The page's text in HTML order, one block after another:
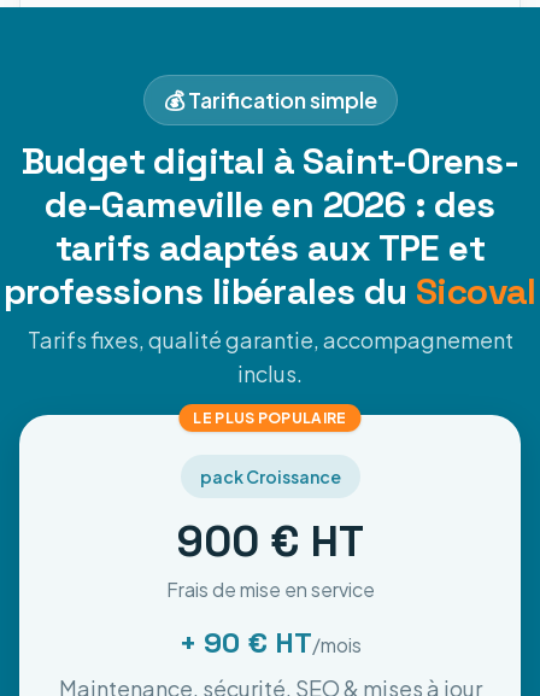
💰 Tarification simple
Budget digital à Saint-Orens-
de-Gameville en 2026 : des
tarifs adaptés aux TPE et
professions libérales du Sicoval
Tarifs fixes, qualité garantie, accompagnement
inclus.
LE PLUS POPULAIRE
pack Croissance
900 € HT
Frais de mise en service
+ 90 € HT/mois
Maintenance, sécurité, SEO & mises à jour